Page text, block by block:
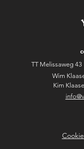
TT Melissaweg
Wim
Kim